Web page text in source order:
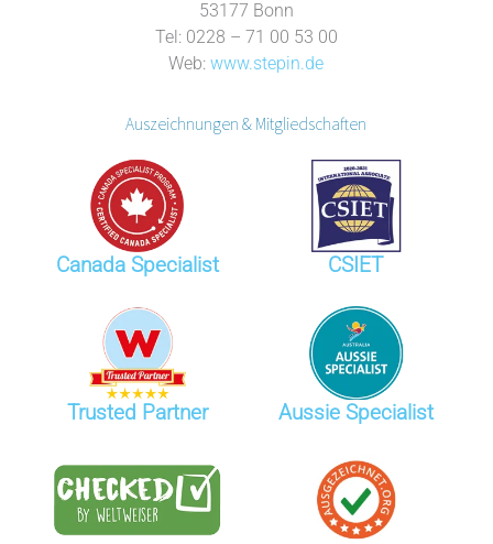
53177 Bonn
Tel: 0228 – 71 00 53 00
Web:www.stepin.de
Auszeichnungen & Mitgliedschaften
Canada Specialist CSIET
Trusted Partner Aussie Specialist